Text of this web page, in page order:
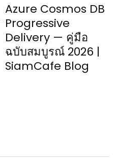
Azure Cosmos DB
Progressive
Delivery — คู่มือ
ฉบับสมบูรณ์ 2026 |
SiamCafe Blog